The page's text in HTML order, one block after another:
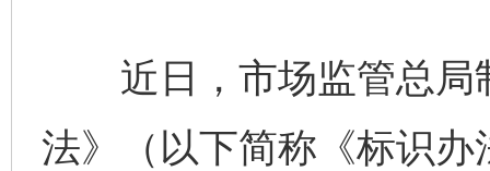
近日，市场监管总局
法》（以下简称《标识